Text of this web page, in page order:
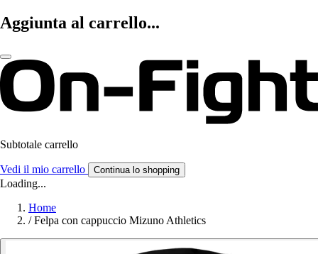
Aggiunta al carrello...
Subtotale carrello
Vedi il mio carrello Continua lo shopping
Loading...
Home
/ Felpa con cappuccio Mizuno Athletics